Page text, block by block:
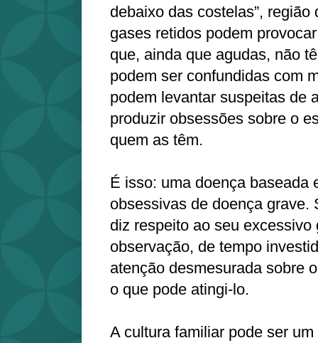
debaixo das costelas”, região
gases retidos podem
que, ainda que agudas, não
podem ser confundidas com
podem levantar suspeitas de
produzir obsessões sobre o
quem as têm.
É isso: uma doença baseada
obsessivas de doença grave.
diz respeito ao seu excessivo
observação, de tempo
atenção desmesurada sobre
o que pode atingi-lo.
A cultura familiar pode ser